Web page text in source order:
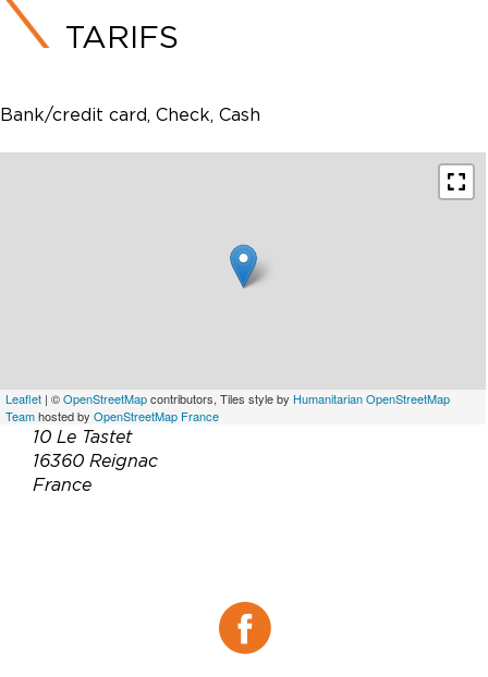
TARIFS
Bank/credit card, Check, Cash
Leaflet | ©OpenStreetMapcontributors, Tiles style by Humanitarian OpenStreetMap
Teamhosted by OpenStreetMap France
10 Le Tastet
16360 Reignac
France